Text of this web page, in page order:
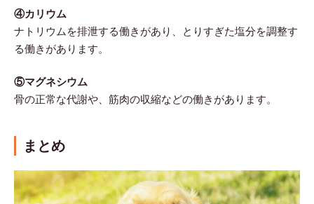
④カリウム
ナトリウムを排泄する働きがあり、とりすぎた塩分を調整す
る働きがあります。
⑤マグネシウム
骨の正常な代謝や、筋肉の収縮などの働きがあります。
まとめ